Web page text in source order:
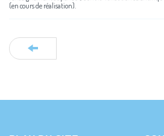
(en cours de réalisation).